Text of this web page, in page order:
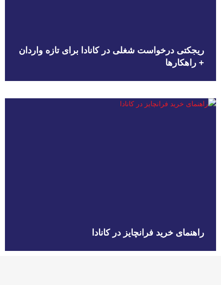
ریجکتی درخواست شغلی در کانادا برای تازه واردان
+ راهکارها
راهنمای خرید فرانچایز در کانادا